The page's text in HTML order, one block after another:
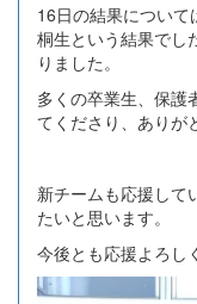
16日の結果につい
桐生という結果でし
りました。
多くの卒業生、保護
てくださり、ありが
新チームも応援して
たいと思います。
今後とも応援よろし